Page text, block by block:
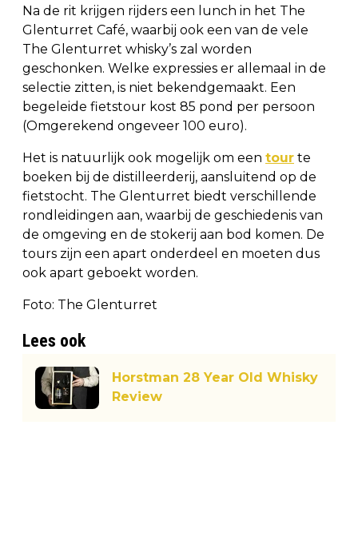
Na de rit krijgen rijders een lunch in het The
Glenturret Café, waarbij ook een van de vele
The Glenturret whisky’s zal worden
geschonken. Welke expressies er allemaal in de
selectie zitten, is niet bekendgemaakt. Een
begeleide fietstour kost 85 pond per persoon
(Omgerekend ongeveer 100 euro).
Het is natuurlijk ook mogelijk om een tour te
boeken bij de distilleerderij, aansluitend op de
fietstocht. The Glenturret biedt verschillende
rondleidingen aan, waarbij de geschiedenis van
de omgeving en de stokerij aan bod komen. De
tours zijn een apart onderdeel en moeten dus
ook apart geboekt worden.
Foto: The Glenturret
Lees ook
Horstman 28 Year Old Whisky
Review